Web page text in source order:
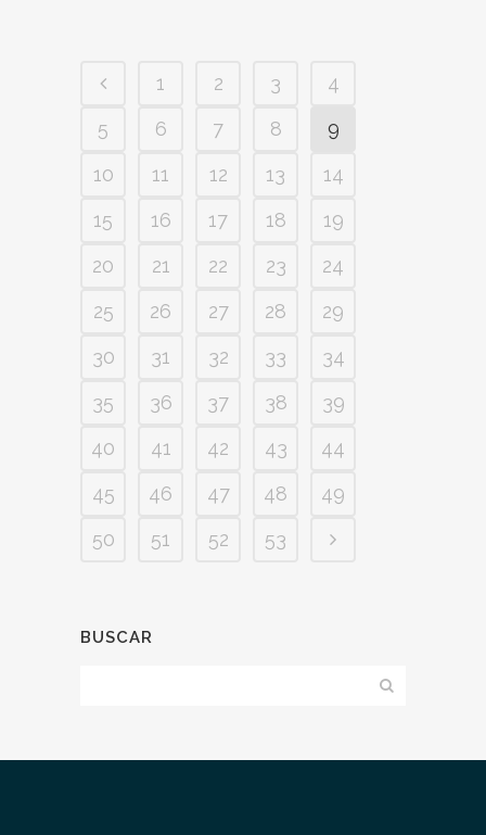
1 2 3
4
5
6 7 8
9
10
11 12 13
14
15
16 17 18
19
20
21 22 23
24
25
26 27 28
29
30
31 32 33
34
35
36 37 38
39
40
41 42 43
44
45
46 47 48
49
50
51 52 53
BUSCAR